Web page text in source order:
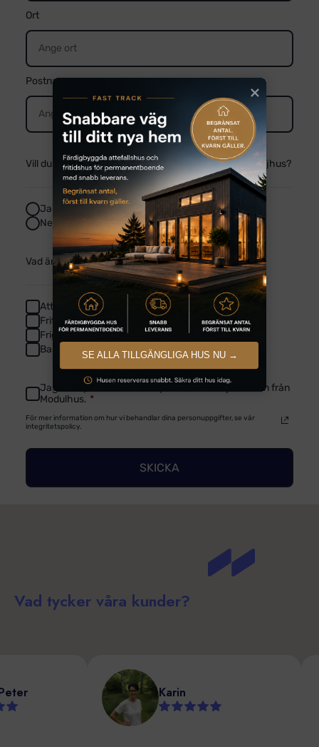
Ort
Postnummer
Vill du få förhandsinformation om kommande kampanjhus?
Ja
Nej
Vad är du intresserad utav? Markera en eller fler.
Attefallshus
Fritidshus
Friggebod
Bastuhus
Jag samtycker om att få nyheter och erbjudanden från
Modulhus. *
För mer information om hur vi behandlar dina personuppgifter, se vår
integritetspolicy.
SKICKA
Vad tycker våra kunder?
Karin
SE ALLA TILLGÄNGLIGA HUS NU →